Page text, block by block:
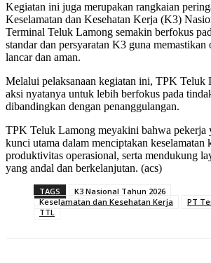
Kegiatan ini juga merupakan rangkaian
Keselamatan dan Kesehatan Kerja (K3)
Terminal Teluk Lamong semakin berfokus
standar dan persyaratan K3 guna memastikan
lancar dan aman.
Melalui pelaksanaan kegiatan ini, TPK Teluk
aksi nyatanya untuk lebih berfokus pada
dibandingkan dengan penanggulangan.
TPK Teluk Lamong meyakini bahwa pekerja
kunci utama dalam menciptakan keselamatan
produktivitas operasional, serta mendukung
yang andal dan berkelanjutan. (acs)
TAGS
K3 Nasional Tahun 2026
Keselamatan dan Kesehatan Kerja
PT
TTL